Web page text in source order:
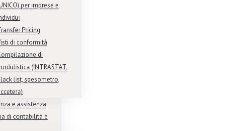
per imprese e
Pricing
di conformità
di
(INTRASTAT,
list, spesometro,
e assistenza
di contabilità e